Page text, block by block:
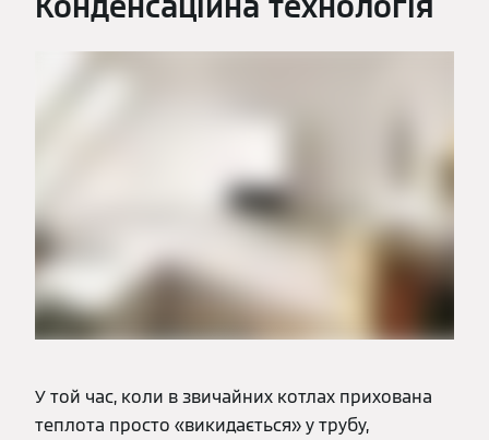
У той час, коли в звичайних котлах прихована
теплота просто «викидається» у трубу,